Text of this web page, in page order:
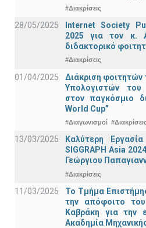
#Διακρίσεις
28/05/2025
Internet Society
2025 για τον κ.
διδακτορικό
#Διακρίσεις
01/04/2025
Διάκριση
Υπολογιστών του
στον παγκόσμιο
World Cup”
#Διαγωνισμοί #Διακρίσεις
13/03/2025
Καλύτερη
SIGGRAPH Asia
Γεώργιου
#Διακρίσεις
11/03/2025
Το Τμήμα
την απόφοιτο
Καβράκη για την
Ακαδημία